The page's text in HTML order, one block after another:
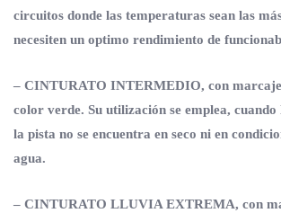
circuitos donde las temperaturas sean las
necesiten un optimo rendimiento de
– CINTURATO INTERMEDIO, con
color verde. Su utilización se emplea, cuando
la pista no se encuentra en seco ni en
agua.
– CINTURATO LLUVIA EXTREMA, con